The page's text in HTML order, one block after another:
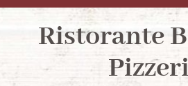
HOMERistorante